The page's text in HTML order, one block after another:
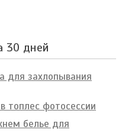
30 дней
для захлопывания
топлес фотосессии
белье для